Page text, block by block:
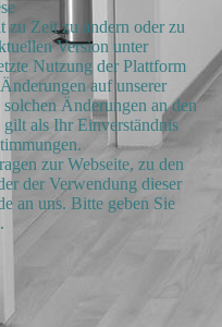
zu Zeit zu ändern oder zu
Version unter
Nutzung der Plattform
auf unserer
Änderungen an den
als Ihr Einverständnis
zur Webseite, zu den
der Verwendung dieser
an uns. Bitte geben Sie